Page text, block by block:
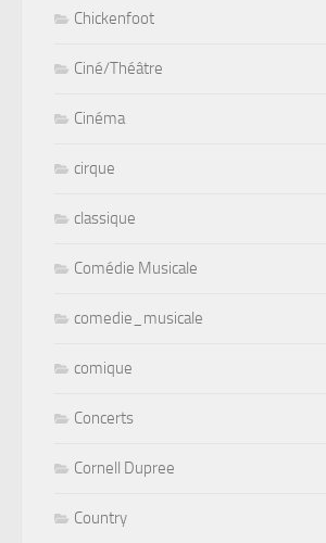
Chickenfoot
Ciné/Théâtre
Cinéma
cirque
classique
Comédie Musicale
comedie_musicale
comique
Concerts
Cornell Dupree
Country